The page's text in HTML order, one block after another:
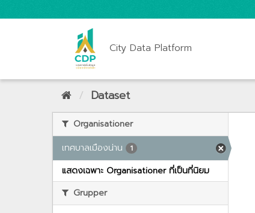
City Data Platform
Dataset
Organisationer
เทศบาลเมืองน่าน
1
แสดงเฉพาะ Organisationer ที่เป็นที่นิยม
Grupper